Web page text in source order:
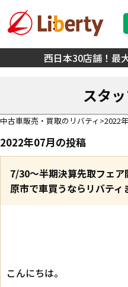
西日本30店舗！最
スタ
中古車販売・買取のリバティ 2022年
2022年07月の投稿
7/30～半期決算先取フェ
原市で車買うならリバティ
こんにちは。